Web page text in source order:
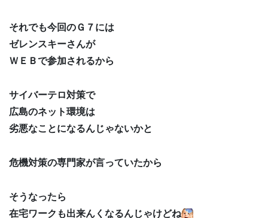
それでも今回のＧ７には
ゼレンスキーさんが
ＷＥＢで参加されるから
サイバーテロ対策で
広島のネット環境は
劣悪なことになるんじゃないかと
危機対策の専門家が言っていたから
そうなったら
在宅ワークも出来んくなるんじゃけどね